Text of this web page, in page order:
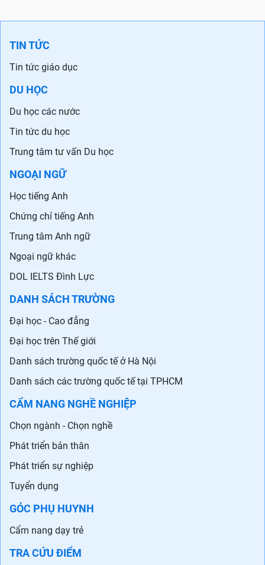
TIN TỨC
Tin tức giáo dục
DU HỌC
Du học các nước
Tin tức du học
Trung tâm tư vấn Du học
NGOẠI NGỮ
Học tiếng Anh
Chứng chỉ tiếng Anh
Trung tâm Anh ngữ
Ngoại ngữ khác
DOL IELTS Đình Lực
DANH SÁCH TRƯỜNG
Đại học - Cao đẳng
Đại học trên Thế giới
Danh sách trường quốc tế ở Hà Nội
Danh sách các trường quốc tế tại TPHCM
CẨM NANG NGHỀ NGHIỆP
Chọn ngành - Chọn nghề
Phát triển bản thân
Phát triển sự nghiệp
Tuyển dụng
GÓC PHỤ HUYNH
Cẩm nang dạy trẻ
TRA CỨU ĐIỂM